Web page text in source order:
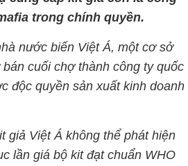
trong chính quyền.
nước biến Việt Á, một cơ sở
cuối chợ thành công ty quốc
độc quyền sản xuất kinh doanh
giả Việt Á không thể phát hiện
lần giá bộ kit đạt chuẩn WHO